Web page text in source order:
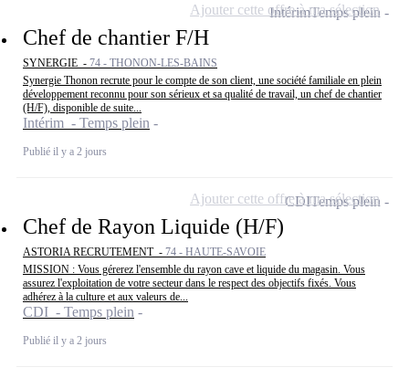
Chef de chantier F/H
SYNERGIE - 74 - THONON-LES-BAINS
Synergie Thonon recrute pour le compte de son client, une société familiale en plein
développement reconnu pour son sérieux et sa qualité de travail, un chef de chantier
(H/F), disponible de suite...
Intérim - Temps plein
Publié il y a 2 jours
IntérimTemps plein
Ajouter cette offre à ma sélection
Chef de Rayon Liquide (H/F)
ASTORIA RECRUTEMENT - 74 - HAUTE-SAVOIE
MISSION : Vous gérerez l'ensemble du rayon cave et liquide du magasin. Vous
assurez l'exploitation de votre secteur dans le respect des objectifs fixés. Vous
adhérez à la culture et aux valeurs de...
CDI - Temps plein
Publié il y a 2 jours
CDITemps plein
Ajouter cette offre à ma sélection